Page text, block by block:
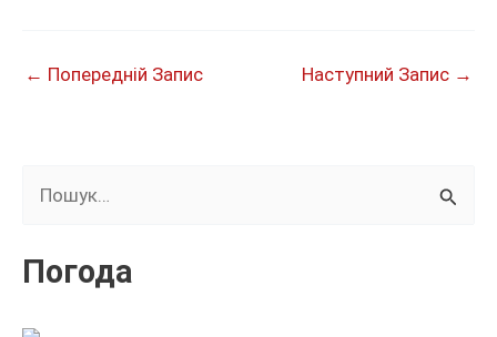
← Попередній Запис Наступний Запис →
к
Погода